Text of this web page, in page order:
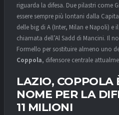
riguarda la difesa. Due pilastri come
essere sempre più lontani dalla
delle big di A (Inter, Milan e Napoli) e
chiamata dell’Al Sadd di Mancini. Il
Formello per sostituire almeno uno
Coppola, difensore centrale
LAZIO, COPPOLA
NOME PER LA
11 MILIONI